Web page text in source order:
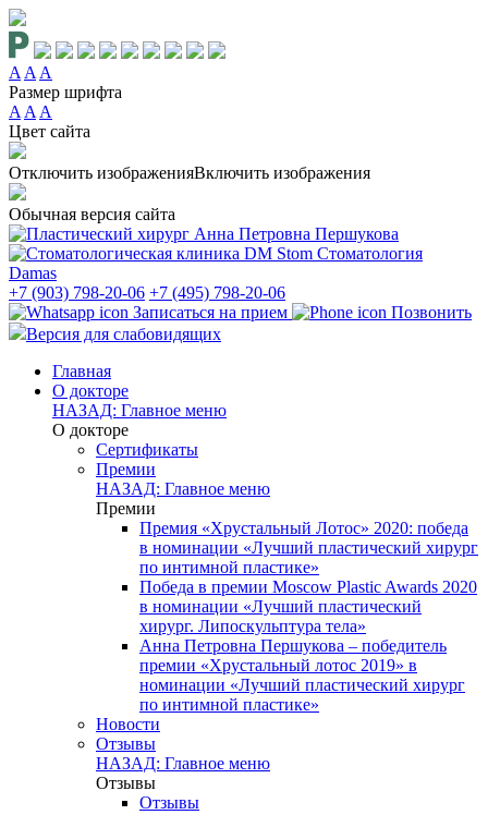
A A A
Размер шрифта
A A A
Цвет сайта
Отключить изображенияВключить изображения
Обычная версия сайта
Стоматология
Damas
+7 (903) 798-20-06 +7 (495) 798-20-06
Записаться на прием
Позвонить
Версия для слабовидящих
Главная
О докторе
НАЗАД: Главное меню
О докторе
Сертификаты
Премии
НАЗАД: Главное меню
Премии
Премия «Хрустальный Лотос» 2020: победа
в номинации «Лучший пластический хирург
по интимной пластике»
Победа в премии Moscow Plastic Awards 2020
в номинации «Лучший пластический
хирург. Липоскульптура тела»
Анна Петровна Першукова – победитель
премии «Хрустальный лотос 2019» в
номинации «Лучший пластический хирург
по интимной пластике»
Новости
Отзывы
НАЗАД: Главное меню
Отзывы
Отзывы